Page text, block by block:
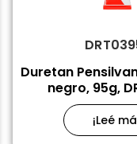
Duretan
negro, 95g,
¡Leé